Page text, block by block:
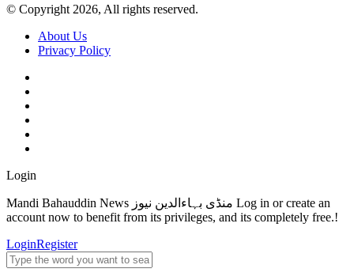
© Copyright 2026, All rights reserved.
About Us
Privacy Policy
Login
Mandi Bahauddin News منڈی بہاءالدین نیوز Log in or create an
account now to benefit from its privileges, and its completely free.!
LoginRegister